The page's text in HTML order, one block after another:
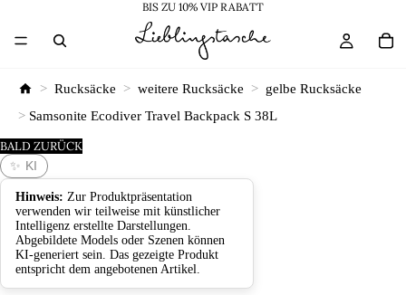
BIS ZU 10% VIP RABATT
> Rucksäcke > weitere Rucksäcke > gelbe Rucksäcke
> Samsonite Ecodiver Travel Backpack S 38L
BALD ZURÜCK
✨ KI
Hinweis: Zur Produktpräsentation
verwenden wir teilweise mit künstlicher
Intelligenz erstellte Darstellungen.
Abgebildete Models oder Szenen können
KI-generiert sein. Das gezeigte Produkt
entspricht dem angebotenen Artikel.